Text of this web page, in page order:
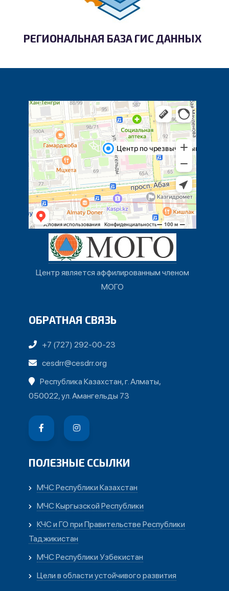
РЕГИОНАЛЬНАЯ БАЗА ГИС ДАННЫХ
Центр является аффилированным членом
МОГО
ОБРАТНАЯ СВЯЗЬ
+7 (727) 292-00-23
cesdrr@cesdrr.org
Республика Казахстан, г. Алматы,
050022, ул. Амангельды 73
ПОЛЕЗНЫЕ ССЫЛКИ
МЧС Республики Казахстан
МЧС Кыргызской Республики
КЧС и ГО при Правительстве Республики
Таджикистан
МЧС Республики Узбекистан
Цели в области устойчивого развития